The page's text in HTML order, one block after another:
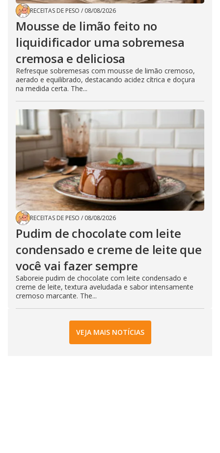
RECEITAS DE PESO / 08/08/2026
Mousse de limão feito no
liquidificador uma sobremesa
cremosa e deliciosa
Refresque sobremesas com mousse de limão cremoso,
aerado e equilibrado, destacando acidez cítrica e doçura
na medida certa. The...
RECEITAS DE PESO / 08/08/2026
Pudim de chocolate com leite
condensado e creme de leite que
você vai fazer sempre
Saboreie pudim de chocolate com leite condensado e
creme de leite, textura aveludada e sabor intensamente
cremoso marcante. The...
VEJA MAIS NOTÍCIAS